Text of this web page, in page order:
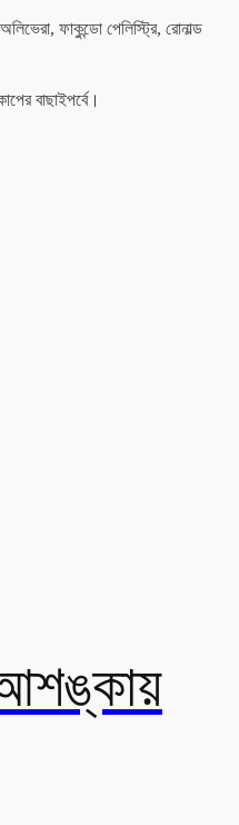
ফাকুন্ডো পেলিস্ট্রি, রোনাল্ড
বাছাইপর্বে।
আশঙ্কায়